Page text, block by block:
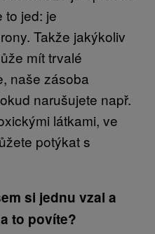
to jed: je
Takže jakýkoliv
mít trvalé
naše zásoba
narušujete např.
látkami, ve
potýkat s
si jednu vzal a
to povíte?